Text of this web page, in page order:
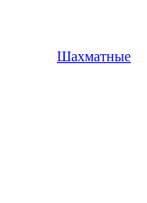
Шахматные